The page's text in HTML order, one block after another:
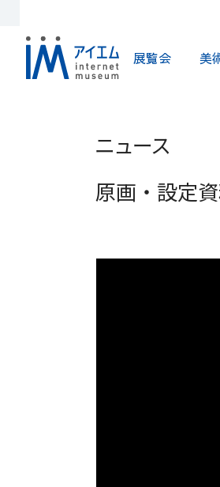
展覧会 美
ニュース
原画・設定